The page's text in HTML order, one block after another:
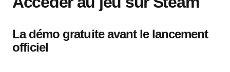
La démo gratuite avant le lancement
officiel